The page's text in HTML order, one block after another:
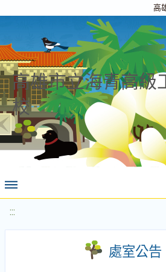
高
高雄市立海青高級
校
:::
處室公告